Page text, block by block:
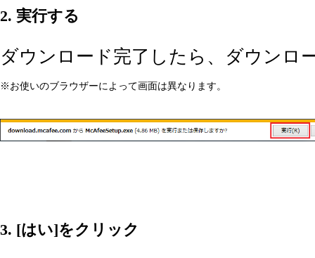
2. 実行する
ダウンロード完了したら、ダウンロ
※お使いのブラウザーによって画面は異なります。
3. [はい]をクリック